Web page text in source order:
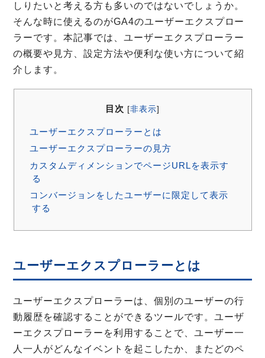
しりたいと考える方も多いのではないでしょうか。
そんな時に使えるのがGA4のユーザーエクスプロー
ラーです。本記事では、ユーザーエクスプローラー
の概要や見方、設定方法や便利な使い方について紹
介します。
目次 [非表示]
ユーザーエクスプローラーとは
ユーザーエクスプローラーの見方
カスタムディメンションでページURLを表示す
る
コンバージョンをしたユーザーに限定して表示
する
ユーザーエクスプローラーとは
ユーザーエクスプローラーは、個別のユーザーの行
動履歴を確認することができるツールです。ユーザ
ーエクスプローラーを利用することで、ユーザー一
人一人がどんなイベントを起こしたか、またどのペ